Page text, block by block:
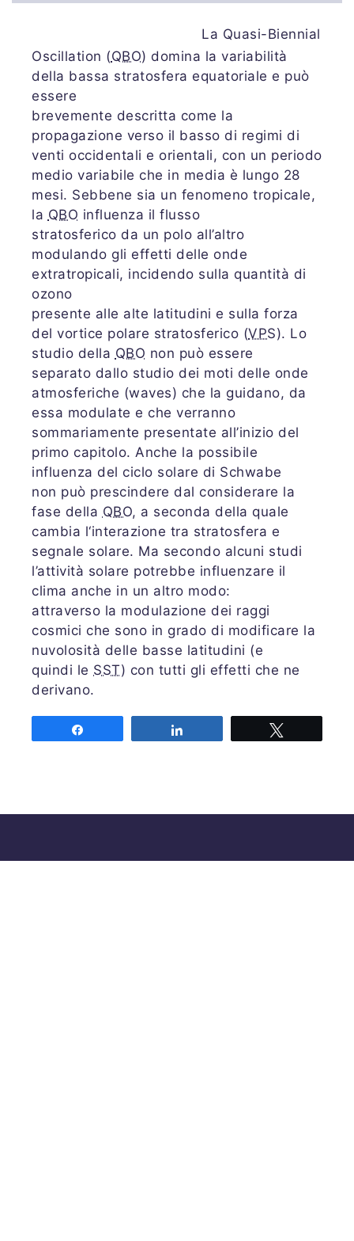
La Quasi-Biennial
Oscillation (QBO) domina la variabilità
della bassa stratosfera equatoriale e può
essere
brevemente descritta come la
propagazione verso il basso di regimi di
venti occidentali e orientali, con un periodo
medio variabile che in media è lungo 28
mesi. Sebbene sia un fenomeno tropicale,
la QBO influenza il flusso
stratosferico da un polo all’altro
modulando gli effetti delle onde
extratropicali, incidendo sulla quantità di
ozono
presente alle alte latitudini e sulla forza
del vortice polare stratosferico (VPS). Lo
studio della QBO non può essere
separato dallo studio dei moti delle onde
atmosferiche (waves) che la guidano, da
essa modulate e che verranno
sommariamente presentate all’inizio del
primo capitolo. Anche la possibile
influenza del ciclo solare di Schwabe
non può prescindere dal considerare la
fase della QBO, a seconda della quale
cambia l‘interazione tra stratosfera e
segnale solare. Ma secondo alcuni studi
l’attività solare potrebbe influenzare il
clima anche in un altro modo:
attraverso la modulazione dei raggi
cosmici che sono in grado di modificare la
nuvolosità delle basse latitudini (e
quindi le SST) con tutti gli effetti che ne
derivano.